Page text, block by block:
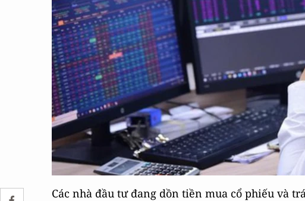
Các nhà đầu tư đang dồn tiền mua cổ phiếu và